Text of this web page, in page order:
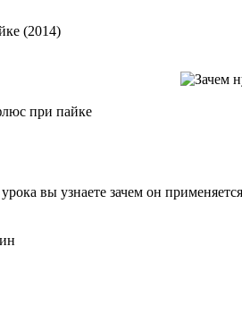
(2014)
при пайке
вы узнаете зачем он